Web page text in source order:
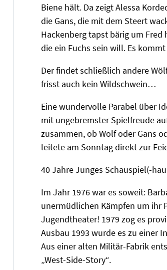
Biene hält. Da zeigt Alessa
die Gans, die mit dem Steert
Hackenberg tapst bärig um Fred
die ein Fuchs sein will. Es
Der findet schließlich andere
frisst auch kein Wildschwein…
Eine wundervolle Parabel über
mit ungebremster Spielfreude
zusammen, ob Wolf oder Gans
leitete am Sonntag direkt zur
40 Jahre Junges Schauspiel(-
Im Jahr 1976 war es soweit:
unermüdlichen Kämpfen um ihr
Jugendtheater! 1979 zog es
Ausbau 1993 wurde es zu einer
Aus einer alten Militär-Fabrik
„West-Side-Story“.